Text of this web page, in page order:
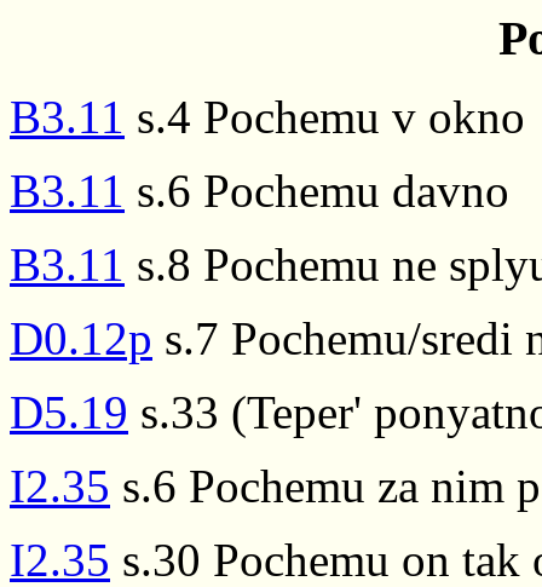
B3.11 s.4 Pochemu v okno
B3.11 s.6 Pochemu davno
B3.11 s.8 Pochemu ne
D0.12p s.7 Pochemu/sredi
D5.19 s.33 (Teper'
I2.35 s.6 Pochemu za nim
I2.35 s.30 Pochemu on tak